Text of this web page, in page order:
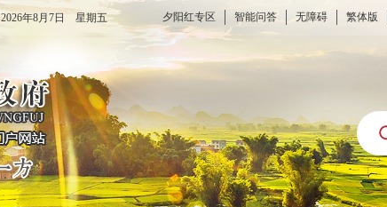
夕阳红专区 智能问答 无障碍 繁体版
2026年8月7日 星期五